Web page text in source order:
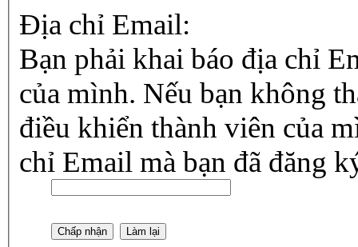
Địa chỉ Email:
Bạn phải khai báo địa chỉ
của mình. Nếu bạn không
điều khiển thành viên của
chỉ Email mà bạn đã đăng